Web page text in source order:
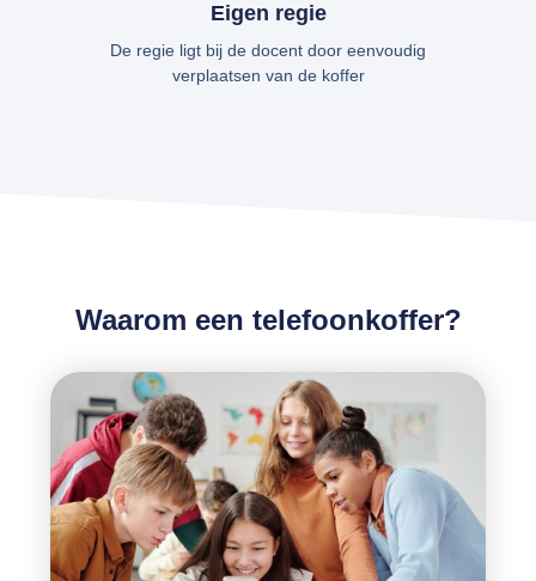
Eigen regie
De regie ligt bij de docent door eenvoudig
verplaatsen van de koffer
Waarom een telefoonkoffer?